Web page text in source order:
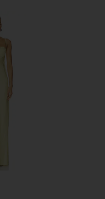
LEVI